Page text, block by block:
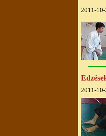
2011-
2011-